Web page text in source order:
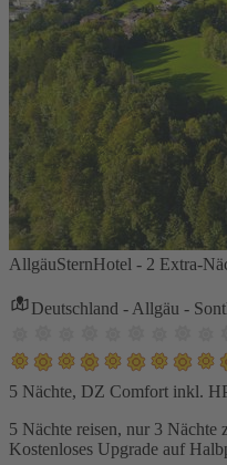
AllgäuSternHotel - 2 Extra-
Deutschland - Allgäu -
5 Nächte, DZ Comfort inkl.
5 Nächte reisen, nur 3
Kostenloses Upgrade auf